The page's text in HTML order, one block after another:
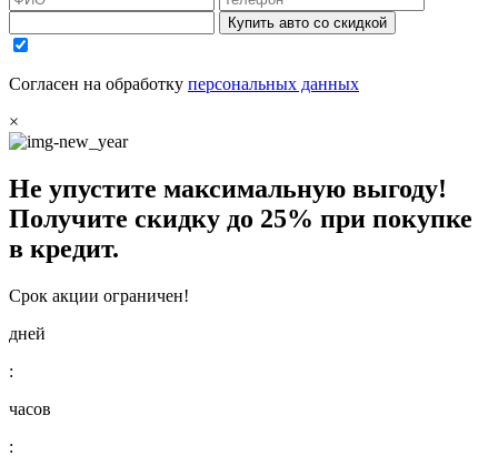
Купить авто со скидкой
Согласен на обработку персональных данных
×
Не упустите максимальную выгоду!
Получите скидку до 25% при покупке
в кредит.
Срок акции ограничен!
дней
:
часов
: